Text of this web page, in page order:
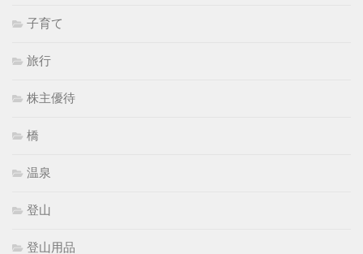
子育て
旅行
株主優待
橋
温泉
登山
登山用品